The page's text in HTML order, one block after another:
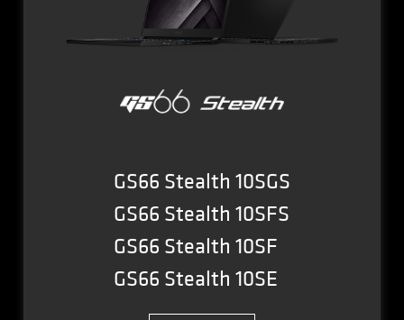
GS66 Stealth 10SGS
GS66 Stealth 10SFS
GS66 Stealth 10SF
GS66 Stealth 10SE